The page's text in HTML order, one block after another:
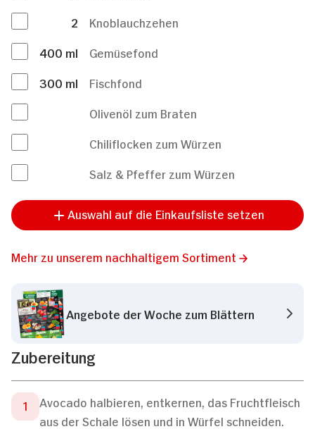
2
Knoblauchzehen
400 ml
Gemüsefond
300 ml
Fischfond
Olivenöl zum Braten
Chiliflocken zum Würzen
Salz & Pfeffer zum Würzen
Auswahl auf die Einkaufsliste setzen
Mehr zu unserem nachhaltigem Sortiment
Angebote der Woche zum Blättern
Zubereitung
Avocado halbieren, entkernen, das Fruchtfleisch
aus der Schale lösen und in Würfel schneiden.